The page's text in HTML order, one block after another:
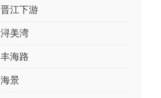
晋江下游
浔美湾
丰海路
海景